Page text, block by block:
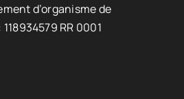
d’organisme de
RR 0001